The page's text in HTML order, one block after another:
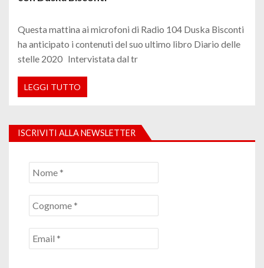
Questa mattina ai microfoni di Radio 104 Duska Bisconti
ha anticipato i contenuti del suo ultimo libro Diario delle
stelle 2020 Intervistata dal tr
LEGGI TUTTO
ISCRIVITI ALLA NEWSLETTER